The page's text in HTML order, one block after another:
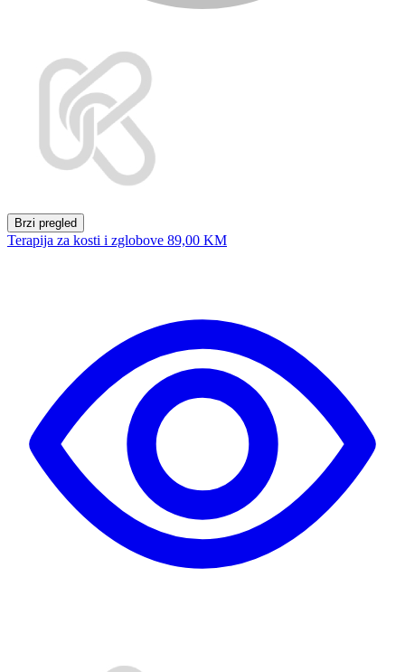
Brzi pregled
Terapija za kosti i zglobove 89,00 KM